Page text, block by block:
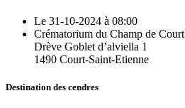
Le 31-10-2024 à 08:00
Crématorium du Champ de Court
Drève Goblet d’alviella 1
1490 Court-Saint-Etienne
Destination des cendres